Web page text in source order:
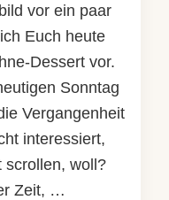
vor ein paar
Euch heute
Dessert vor.
Sonntag
Vergangenheit
interessiert,
scrollen, woll?
Zeit, …